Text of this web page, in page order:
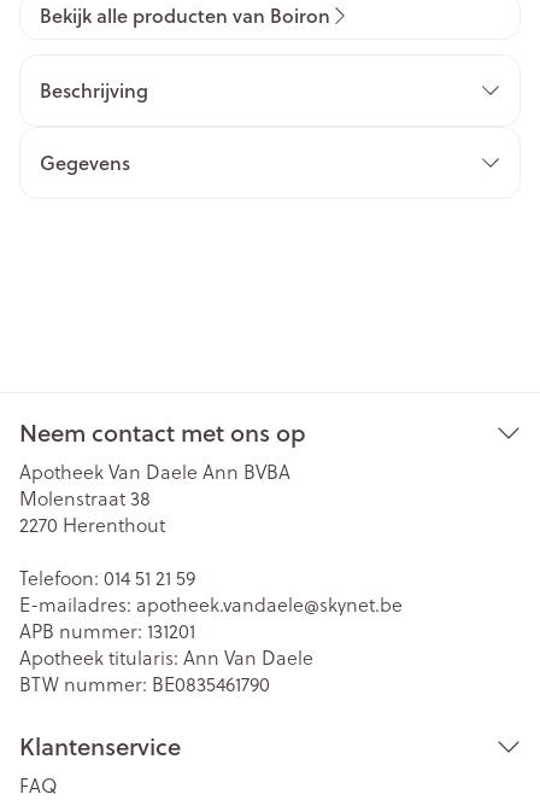
Bekijk alle producten van Boiron
Beschrijving
Gegevens
Neem contact met ons op
Apotheek Van Daele Ann BVBA
Molenstraat 38
2270 Herenthout
Telefoon: 014 51 21 59
E-mailadres: apotheek.vandaele@skynet.be
APB nummer: 131201
Apotheek titularis: Ann Van Daele
BTW nummer: BE0835461790
Klantenservice
FAQ